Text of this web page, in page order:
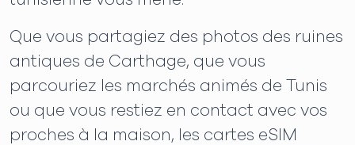
Que vous partagiez des photos des ruines
antiques de Carthage, que vous
parcouriez les marchés animés de Tunis
ou que vous restiez en contact avec vos
proches à la maison, les cartes eSIM